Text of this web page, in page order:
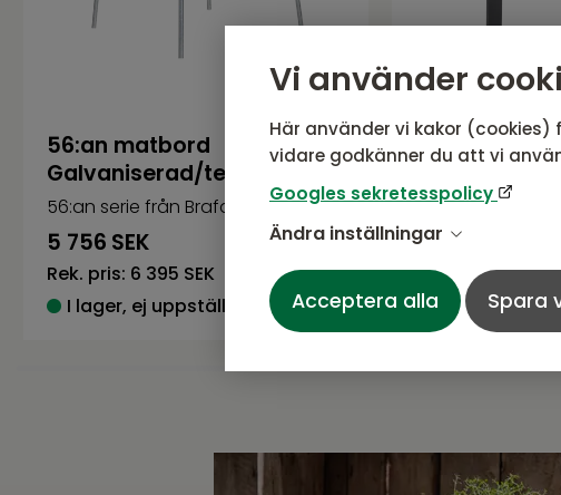
Vi använder
Här använder vi kakor
vidare godkänner du att vi
Googles sekretesspolicy
Ändra inställningar
Acceptera alla Spara
56:an matbord
Galvaniserad/teak
56:an serie från Brafab
5 756 SEK
Rek. pris: 6 395 SEK
I lager, ej uppställd i butik
Amesdale
Amesdale serie
10 791
Rek. pris:11 990
I lager, ej